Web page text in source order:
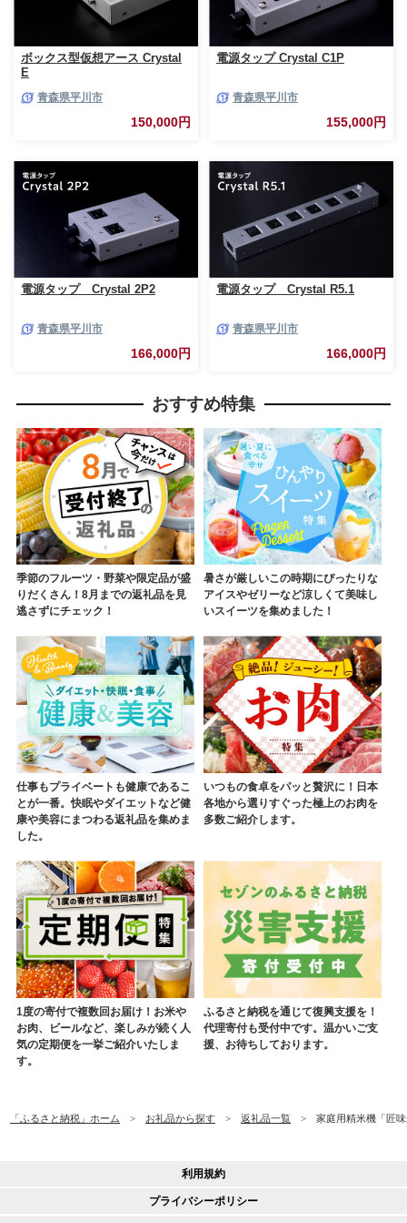
ボックス型仮想アース Crystal
E
青森県平川市
150,000円
電源タップ Crystal C1P
青森県平川市
155,000円
電源タップ Crystal 2P2
青森県平川市
166,000円
電源タップ Crystal R5.1
青森県平川市
166,000円
おすすめ特集
季節のフルーツ・野菜や限定品が盛
りだくさん！8月までの返礼品を見
逃さずにチェック！
暑さが厳しいこの時期にぴったりな
アイスやゼリーなど涼しくて美味し
いスイーツを集めました！
仕事もプライベートも健康であるこ
とが一番。快眠やダイエットなど健
康や美容にまつわる返礼品を集めま
した。
いつもの食卓をパッと贅沢に！日本
各地から選りすぐった極上のお肉を
多数ご紹介します。
1度の寄付で複数回お届け！お米や
お肉、ビールなど、楽しみが続く人
気の定期便を一挙ご紹介いたしま
す。
ふるさと納税を通じて復興支援を！
代理寄付も受付中です。温かいご支
援、お待ちしております。
「ふるさと納税」ホーム お礼品から探す 返礼品一覧 家庭用精米機「匠
利用規約
プライバシーポリシー